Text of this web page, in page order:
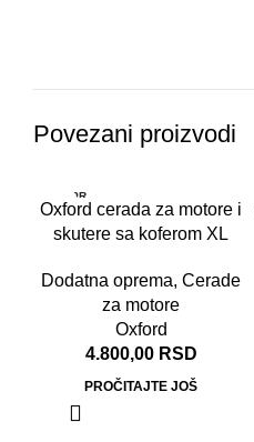
Povezani proizvodi
RASPR
ODATO
Oxford cerada za motore i
skutere sa koferom XL
Dodatna oprema, Cerade
za motore
Oxford
4.800,00 RSD
PROČITAJTE JOŠ